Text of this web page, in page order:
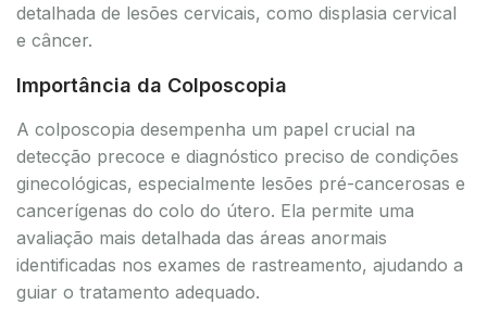
detalhada de lesões cervicais, como displasia cervical
e câncer.
Importância da Colposcopia
A colposcopia desempenha um papel crucial na
detecção precoce e diagnóstico preciso de condições
ginecológicas, especialmente lesões pré-cancerosas e
cancerígenas do colo do útero. Ela permite uma
avaliação mais detalhada das áreas anormais
identificadas nos exames de rastreamento, ajudando a
guiar o tratamento adequado.